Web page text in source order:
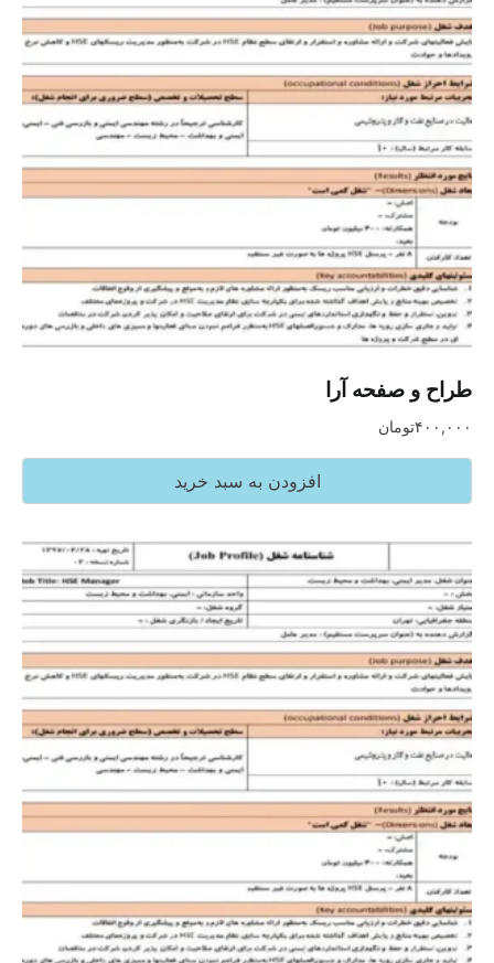
طراح و صفحه آرا
۴۰۰,۰۰۰تومان
افزودن به سبد خرید